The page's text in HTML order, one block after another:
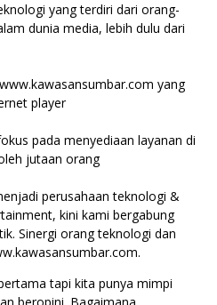
yang terdiri dari orang-
dunia media, lebih dulu dari
yang
player
pada menyediaan layanan di
jutaan orang
perusahaan teknologi &
kini kami bergabung
Sinergi orang teknologi dan
tapi kita punya mimpi